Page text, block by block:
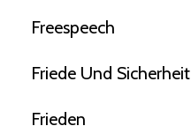
Freespeech
Friede Und Sicherheit
Frieden